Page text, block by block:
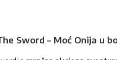
Sword – Moć Onija u